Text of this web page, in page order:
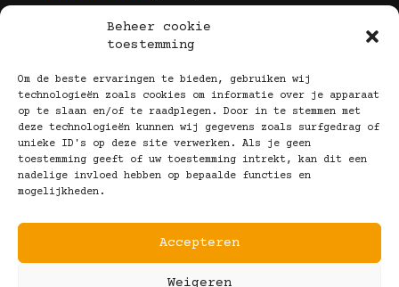
Beheer cookie
toestemming
Om de beste ervaringen te bieden, gebruiken wij
technologieën zoals cookies om informatie over je apparaat
op te slaan en/of te raadplegen. Door in te stemmen met
deze technologieën kunnen wij gegevens zoals surfgedrag of
unieke ID's op deze site verwerken. Als je geen
toestemming geeft of uw toestemming intrekt, kan dit een
nadelige invloed hebben op bepaalde functies en
mogelijkheden.
Accepteren
Weigeren
info@kootbrillen.nl
Volg Ons!
Copyright © 2025 Koot Brillen